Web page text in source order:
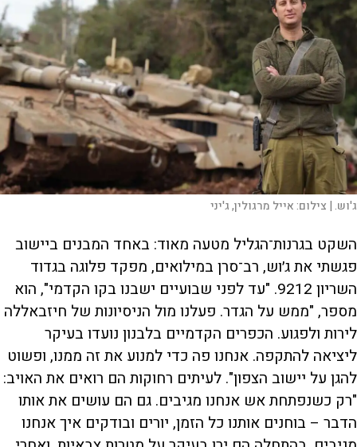
ג'וש. | צילום:אייל מרגולין, ג'יני
השקט בגרנות־הגליל מטעה מאוד: באחד המבנים ביישוב
פגשתי את ג׳וש, רב־סרן במילואים, מפקד פלוגה בגדוד
השריון 9212. "עד לפני שבועיים ישבנו בקו הקדמי", הוא
מספר, "ממש על הגדר. פעלנו מול הניסיונות של חיזבאללה
לירות ולפגוע. הכפרים הקדמיים בלבנון נועדו בעיקר
ליציאה להתקפה. אנחנו פה כדי למנוע את זה ממנו, ופשוט
להגן על יישוב הצפון". לעיתים רחוקות הם רואים את האויב:
"רק כשנפתחת אש אנחנו מגיבים. גם הם עושים את אותו
הדבר – בוחנים אותנו כל הזמן, יורים ובודקים איך אנחנו